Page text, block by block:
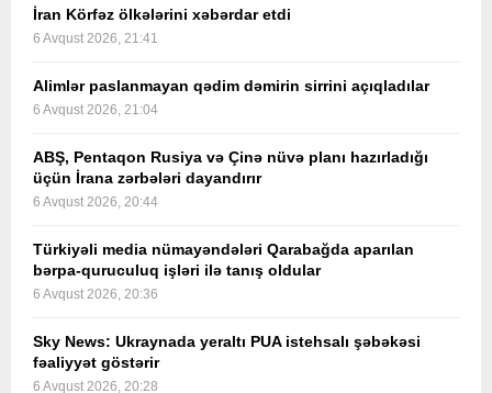
İran Körfəz ölkələrini xəbərdar etdi
6 Avqust 2026, 21:41
Alimlər paslanmayan qədim dəmirin sirrini açıqladılar
6 Avqust 2026, 21:04
ABŞ, Pentaqon Rusiya və Çinə nüvə planı hazırladığı
üçün İrana zərbələri dayandırır
6 Avqust 2026, 20:44
Türkiyəli media nümayəndələri Qarabağda aparılan
bərpa-quruculuq işləri ilə tanış oldular
6 Avqust 2026, 20:36
Sky News: Ukraynada yeraltı PUA istehsalı şəbəkəsi
fəaliyyət göstərir
6 Avqust 2026, 20:28